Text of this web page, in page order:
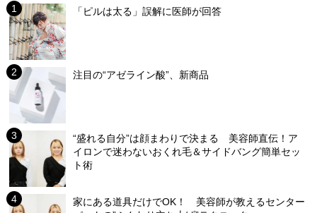
「ピルは太る」誤解に医師が回答
注目の“アゼライン酸”、新商品
“盛れる自分”は顔まわりで決まる 美容師直伝！ア
イロンで迷わないおくれ毛＆サイドバング簡単セッ
ト術
家にある道具だけでOK！ 美容師が教えるセンター